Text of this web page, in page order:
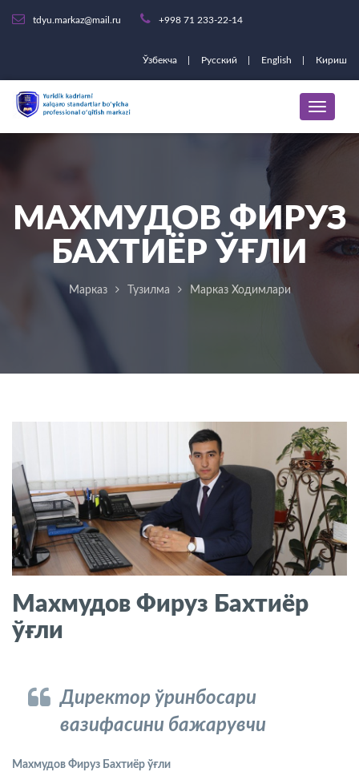
tdyu.markaz@mail.ru +998 71 233-22-14
Ўзбекча Русский English Кириш
МАХМУДОВ ФИРУЗ
БАХТИЁР ЎҒЛИ
Марказ Тузилма Марказ Ходимлари
Махмудов Фируз Бахтиёр
ўғли
Директор ўринбосари
вазифасини бажарувчи
Махмудов Фируз Бахтиёр ўғли